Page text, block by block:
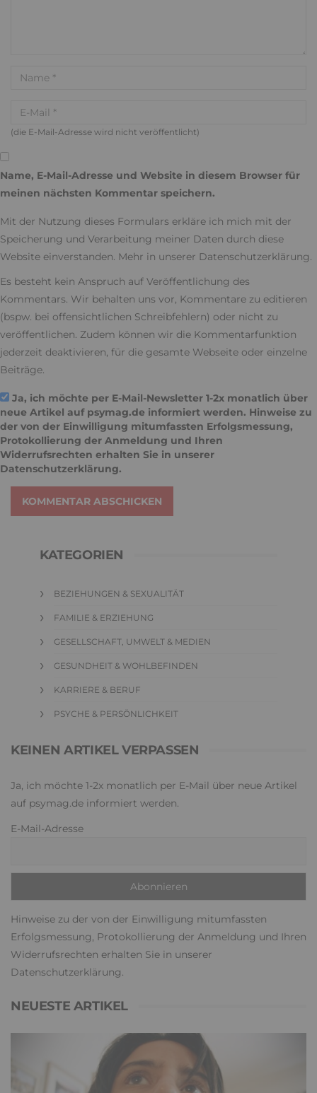
(die E-Mail-Adresse wird nicht veröffentlicht)
Name, E-Mail-Adresse und Website in diesem Browser für
meinen nächsten Kommentar speichern.
Mit der Nutzung dieses Formulars erkläre ich mich mit der
Speicherung und Verarbeitung meiner Daten durch diese
Website einverstanden. Mehr in unserer Datenschutzerklärung
Es besteht kein Anspruch auf Veröffentlichung des
Kommentars. Wir behalten uns vor, Kommentare zu editieren
(bspw. bei offensichtlichen Schreibfehlern) oder nicht zu
veröffentlichen. Zudem können wir die Kommentarfunktion
jederzeit deaktivieren, für die gesamte Webseite oder einzelne
Beiträge.
Ja, ich möchte per E-Mail-Newsletter 1-2x monatlich über
neue Artikel auf psymag.de informiert werden. Hinweise zu
der von der Einwilligung mitumfassten Erfolgsmessung,
Protokollierung der Anmeldung und Ihren
Widerrufsrechten erhalten Sie in unserer
Datenschutzerklärung.
KOMMENTAR ABSCHICKEN
KATEGORIEN
BEZIEHUNGEN & SEXUALITÄT
FAMILIE & ERZIEHUNG
GESELLSCHAFT, UMWELT & MEDIEN
GESUNDHEIT & WOHLBEFINDEN
KARRIERE & BERUF
PSYCHE & PERSÖNLICHKEIT
KEINEN ARTIKEL VERPASSEN
Ja, ich möchte 1-2x monatlich per E-Mail über neue Artikel
auf psymag.de informiert werden.
E-Mail-Adresse
Hinweise zu der von der Einwilligung mitumfassten
Erfolgsmessung, Protokollierung der Anmeldung und Ihren
Widerrufsrechten erhalten Sie in unserer
Datenschutzerklärung.
NEUESTE ARTIKEL